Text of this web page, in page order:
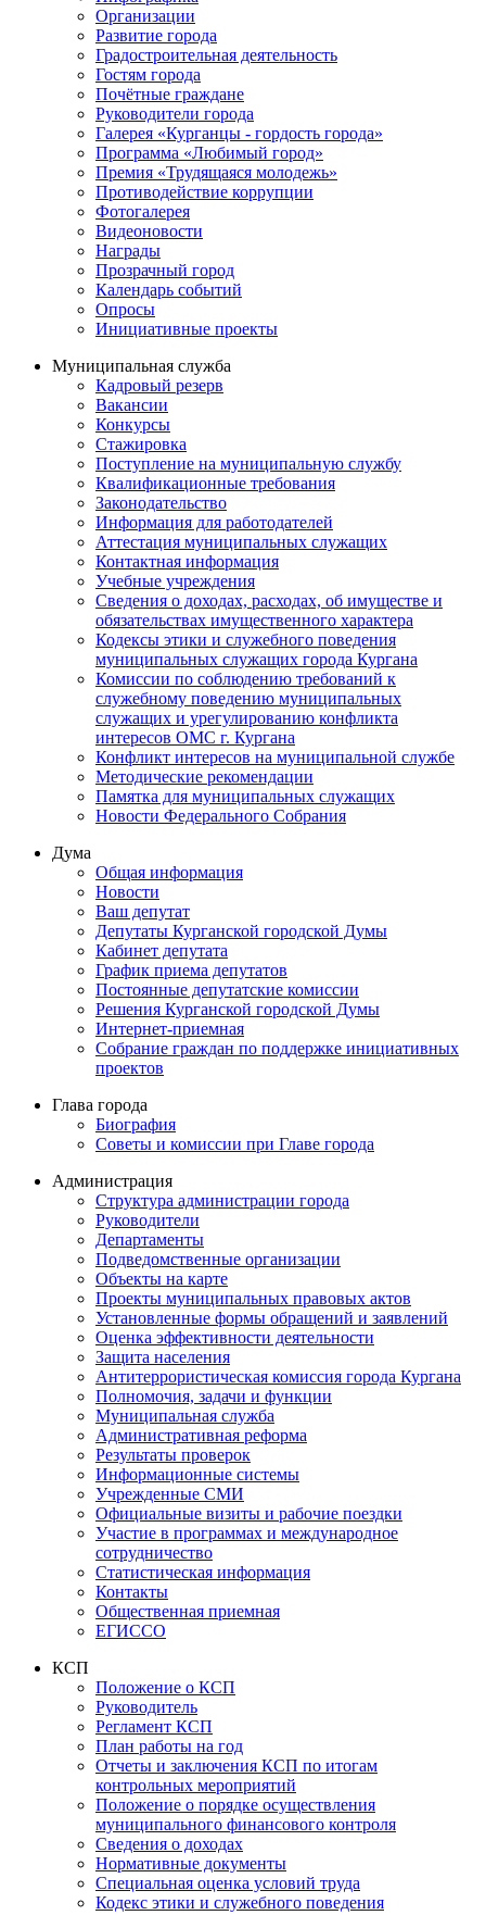
Организации
Развитие города
Градостроительная деятельность
Гостям города
Почётные граждане
Руководители города
Галерея «Курганцы - гордость города»
Программа «Любимый город»
Премия «Трудящаяся молодежь»
Противодействие коррупции
Фотогалерея
Видеоновости
Награды
Прозрачный город
Календарь событий
Опросы
Инициативные проекты
Муниципальная служба
Кадровый резерв
Вакансии
Конкурсы
Стажировка
Поступление на муниципальную службу
Квалификационные требования
Законодательство
Информация для работодателей
Аттестация муниципальных служащих
Контактная информация
Учебные учреждения
Сведения о доходах, расходах, об имуществе и
обязательствах имущественного характера
Кодексы этики и служебного поведения
муниципальных служащих города Кургана
Комиссии по соблюдению требований к
служебному поведению муниципальных
служащих и урегулированию конфликта
интересов ОМС г. Кургана
Конфликт интересов на муниципальной службе
Методические рекомендации
Памятка для муниципальных служащих
Новости Федерального Cобрания
Дума
Общая информация
Новости
Ваш депутат
Депутаты Курганской городской Думы
Кабинет депутата
График приема депутатов
Постоянные депутатские комиссии
Решения Курганской городской Думы
Интернет-приемная
Собрание граждан по поддержке инициативных
проектов
Глава города
Биография
Советы и комиссии при Главе города
Администрация
Структура администрации города
Руководители
Департаменты
Подведомственные организации
Объекты на карте
Проекты муниципальных правовых актов
Установленные формы обращений и заявлений
Оценка эффективности деятельности
Защита населения
Антитеррористическая комиссия города Кургана
Полномочия, задачи и функции
Муниципальная служба
Административная реформа
Результаты проверок
Информационные системы
Учрежденные СМИ
Официальные визиты и рабочие поездки
Участие в программах и международное
сотрудничество
Статистическая информация
Контакты
Общественная приемная
ЕГИССО
КСП
Положение о КСП
Руководитель
Регламент КСП
План работы на год
Отчеты и заключения КСП по итогам
контрольных мероприятий
Положение о порядке осуществления
муниципального финансового контроля
Сведения о доходах
Нормативные документы
Специальная оценка условий труда
Кодекс этики и служебного поведения